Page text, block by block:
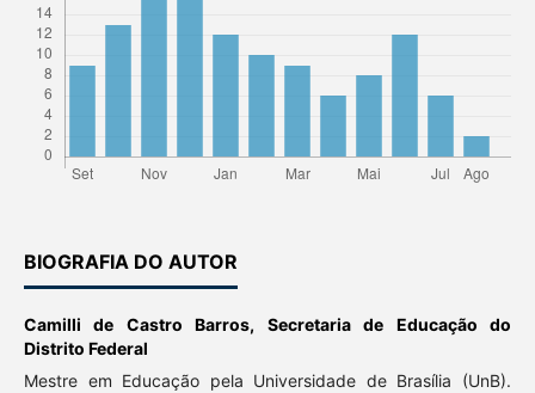
BIOGRAFIA DO AUTOR
Camilli de Castro Barros, Secretaria de Educação do
Distrito Federal
Mestre em Educação pela Universidade de Brasília (UnB).